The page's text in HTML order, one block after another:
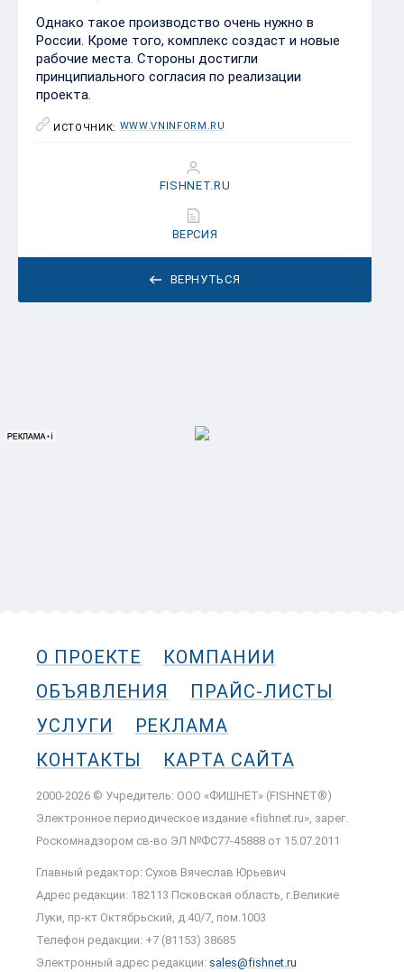
Однако такое производство очень нужно в
России. Кроме того, комплекс создаст и новые
рабочие места. Стороны достигли
принципиального согласия по реализации
проекта.
ИСТОЧНИК: WWW.VNINFORM.RU
ВЕРНУТЬСЯ
FISHNET.RU
ВЕРСИЯ
О ПРОЕКТЕ
КОМПАНИИ
ОБЪЯВЛЕНИЯ
ПРАЙС-ЛИСТЫ
УСЛУГИ
РЕКЛАМА
КОНТАКТЫ
КАРТА САЙТА
2000-2026 © Учредитель: ООО «ФИШНЕТ» (FISHNET®)
Электронное периодическое издание «fishnet.ru», зарег.
Роскомнадзором cв-во ЭЛ №ФС77-45888 от 15.07.2011
Главный редактор: Сухов Вячеслав Юрьевич
Адрес редакции: 182113 Псковская область, г.Великие
Луки, пр-кт Октябрьский, д.40/7, пом.1003
Телефон редакции: +7 (81153) 38685
Электронный адрес редакции: sales@fishnet.ru